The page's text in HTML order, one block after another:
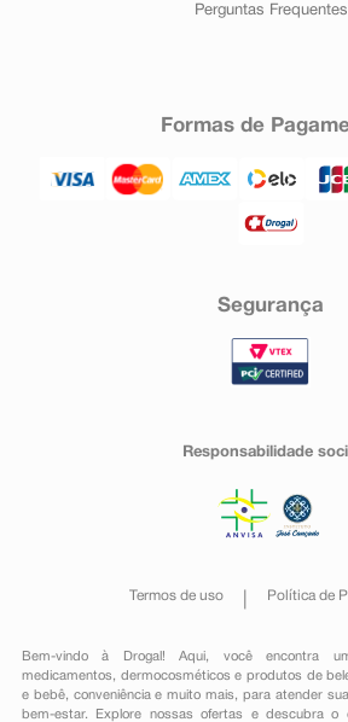
Perguntas Frequentes
Formas de
Segurança
Responsabilidade
Termos de uso Política de
Bem-vindo à Drogal! Aqui, você encontra
medicamentos , dermocosméticos e produtos de
e bebê, conveniênciae muito mais, para atender
bem-estar. Explore nossas ofertas e descubra o